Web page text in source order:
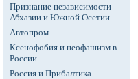
Признание независимости
Абхазии и Южной Осетии
Автопром
Ксенофобия и неофашизм в
России
Россия и Прибалтика